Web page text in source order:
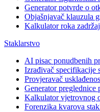
Generator potvrde o
Objašnjavač klauzula
Kalkulator roka
Staklarstvo
AI pisac ponudbenih
Izrađivač specifikacije
Provjeravač
Generator preglednice
Kalkulator vjetrovnog
Forenzika kvarova